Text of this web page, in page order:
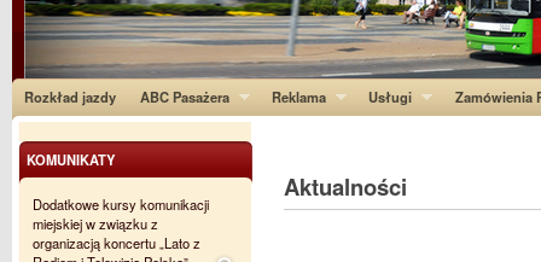
Rozkład jazdy ABC Pasażera Reklama Usługi Zamówienia
Aktualności
KOMUNIKATY
Dodatkowe kursy komunikacji
miejskiej w związku z
organizacją koncertu „Lato z